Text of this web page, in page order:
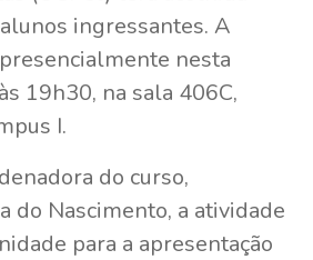
ingressantes. A
nesta
19h30, na sala 406C,
I.
do curso,
do Nascimento, a atividade
para a apresentação